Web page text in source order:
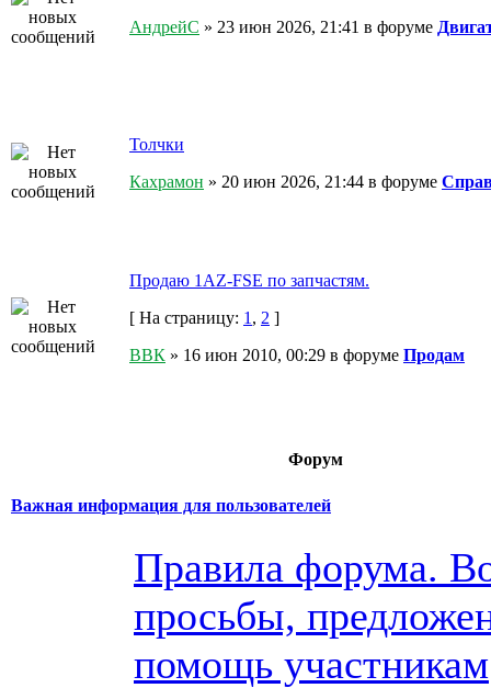
АндрейС » 23 июн 2026, 21:41 в форуме
Толчки
Кахрамон » 20 июн 2026, 21:44 в форуме
Продаю 1AZ-FSE по запчастям.
[ На страницу: 1 , 2 ]
ВВК » 16 июн 2010, 00:29 в форуме Продам
Форум
Важная информация для пользователей
Правила форума.
просьбы,
помощь участникам